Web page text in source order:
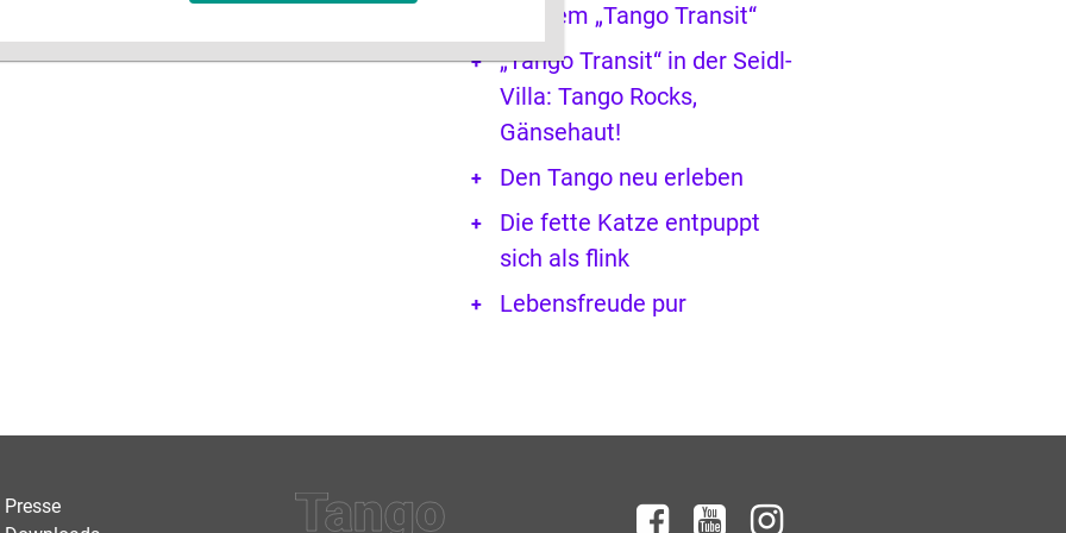
mit dem „Tango Transit“
„Tango Transit“ in der Seidl-
Villa: Tango Rocks,
Gänsehaut!
Den Tango neu erleben
Die fette Katze entpuppt
sich als flink
Lebensfreude pur
Presse